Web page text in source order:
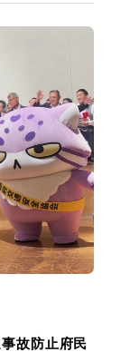
故防止府民